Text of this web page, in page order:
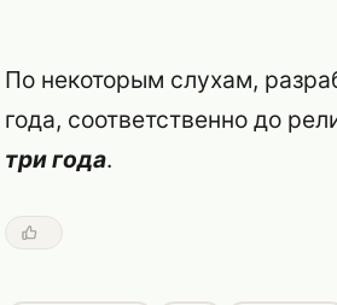
По некоторым слухам,
года, соответственно до
три года.